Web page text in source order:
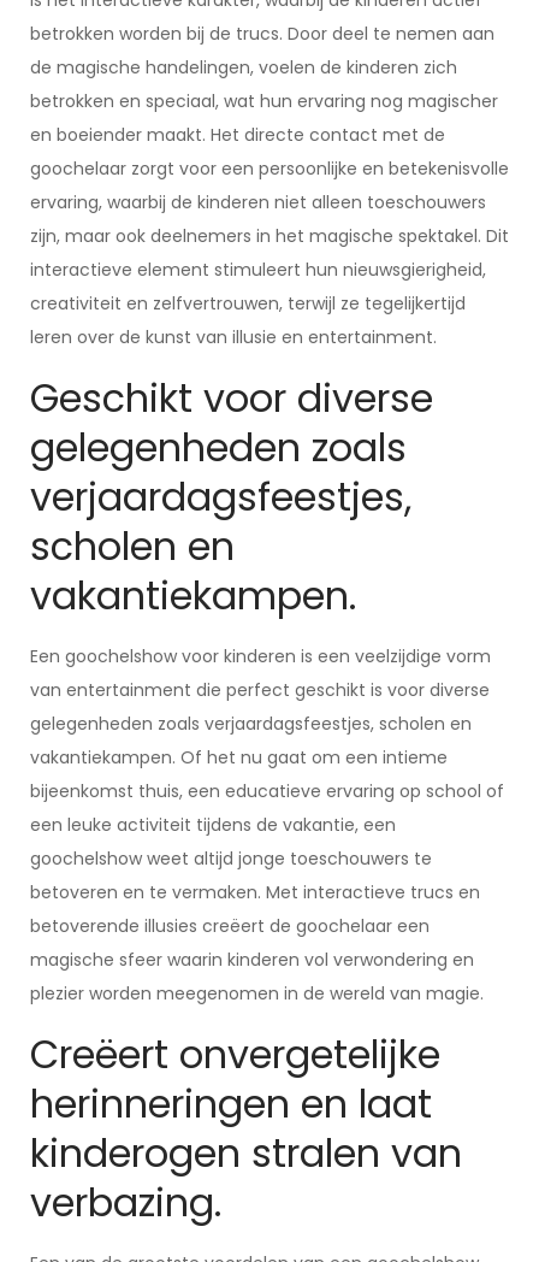
betrokken worden bij de trucs. Door deel te nemen aan
de magische handelingen, voelen de kinderen zich
betrokken en speciaal, wat hun ervaring nog magischer
en boeiender maakt. Het directe contact met de
goochelaar zorgt voor een persoonlijke en betekenisvolle
ervaring, waarbij de kinderen niet alleen toeschouwers
zijn, maar ook deelnemers in het magische spektakel. Dit
interactieve element stimuleert hun nieuwsgierigheid,
creativiteit en zelfvertrouwen, terwijl ze tegelijkertijd
leren over de kunst van illusie en entertainment.
Geschikt voor diverse
gelegenheden zoals
verjaardagsfeestjes,
scholen en
vakantiekampen.
Een goochelshow voor kinderen is een veelzijdige vorm
van entertainment die perfect geschikt is voor diverse
gelegenheden zoals verjaardagsfeestjes, scholen en
vakantiekampen. Of het nu gaat om een intieme
bijeenkomst thuis, een educatieve ervaring op school of
een leuke activiteit tijdens de vakantie, een
goochelshow weet altijd jonge toeschouwers te
betoveren en te vermaken. Met interactieve trucs en
betoverende illusies creëert de goochelaar een
magische sfeer waarin kinderen vol verwondering en
plezier worden meegenomen in de wereld van magie.
Creëert onvergetelijke
herinneringen en laat
kinderogen stralen van
verbazing.